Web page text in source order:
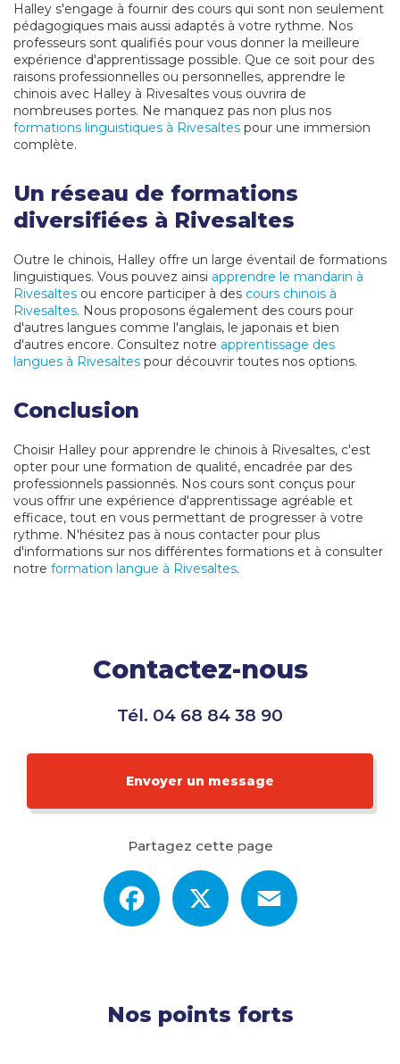
Halley s'engage à fournir des cours qui sont non seulement
pédagogiques mais aussi adaptés à votre rythme. Nos
professeurs sont qualifiés pour vous donner la meilleure
expérience d'apprentissage possible. Que ce soit pour des
raisons professionnelles ou personnelles, apprendre le
chinois avec Halley à Rivesaltes vous ouvrira de
nombreuses portes. Ne manquez pas non plus nos
formations linguistiques à Rivesaltes pour une immersion
complète.
Un réseau de formations
diversifiées à Rivesaltes
Outre le chinois, Halley offre un large éventail de formations
linguistiques. Vous pouvez ainsi apprendre le mandarin à
Rivesaltes ou encore participer à des cours chinois à
Rivesaltes. Nous proposons également des cours pour
d'autres langues comme l'anglais, le japonais et bien
d'autres encore. Consultez notre apprentissage des
langues à Rivesaltes pour découvrir toutes nos options.
Conclusion
Choisir Halley pour apprendre le chinois à Rivesaltes, c'est
opter pour une formation de qualité, encadrée par des
professionnels passionnés. Nos cours sont conçus pour
vous offrir une expérience d'apprentissage agréable et
efficace, tout en vous permettant de progresser à votre
rythme. N'hésitez pas à nous contacter pour plus
d'informations sur nos différentes formations et à consulter
notre formation langue à Rivesaltes.
Contactez-nous
Tél. 04 68 84 38 90
Envoyer un message
Partagez cette page
Facebook
Nos points forts